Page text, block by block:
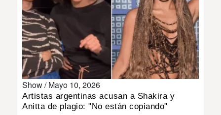
POLÍTICA
SHOW
DEPORTES
Show /Mayo 10, 2026
Artistas argentinas acusan a Shakira y
Anitta de plagio: "No están copiando"